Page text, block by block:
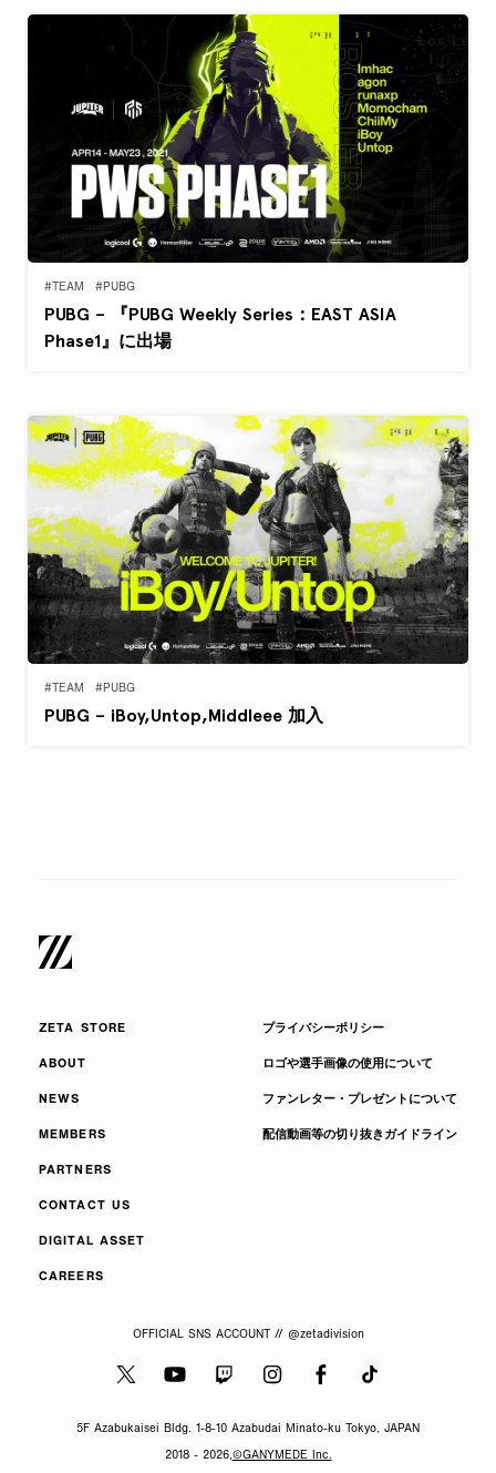
#TEAM #PUBG
PUBG – 『PUBG Weekly Series：EAST ASIA
Phase1』に出場
#TEAM #PUBG
PUBG – iBoy,Untop,Middleee 加入
ZETA STORE
ABOUT
NEWS
MEMBERS
PARTNERS
CONTACT US
DIGITAL ASSET
CAREERS
プライバシーポリシー
ロゴや選手画像の使用について
ファンレター・プレゼントについて
配信動画等の切り抜きガイドライン
OFFICIAL SNS ACCOUNT // @zetadivision
5F Azabukaisei Bldg. 1-8-10 Azabudai Minato-ku Tokyo, JAPAN
2018 - 2026,©GANYMEDE Inc.